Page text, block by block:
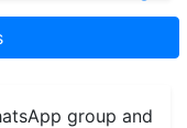
group and